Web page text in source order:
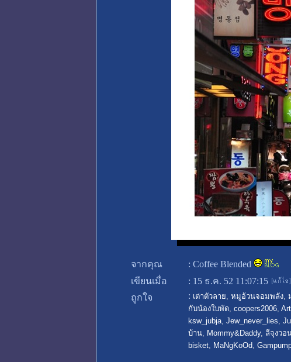
จากคุณ : Coffee Blended
เขียนเมื่อ
: 15 ธ.ค. 52 11:07:15
ถูกใจ
: เต่าตัวลาย, หมูอ้วนจอมพลัง,
กับน้องใบพัด, coopers2006,
ksw_jubja, Jew_never_lies,
บ้าน, Mommy&Daddy, ลีจุงวอ
bisket, MaNgKoOd,